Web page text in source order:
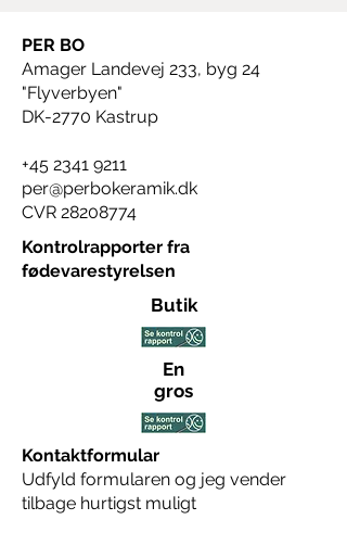
PER BO
Amager Landevej 233, byg 24
"Flyverbyen"
DK-2770 Kastrup
+45 2341 9211
per@perbokeramik.dk
CVR 28208774
Kontrolrapporter fra
fødevarestyrelsen
Butik
En
gros
Kontaktformular
Udfyld formularen og jeg vender
tilbage hurtigst muligt